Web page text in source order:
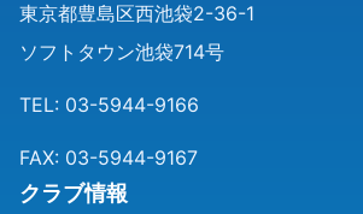
東京都豊島区西池袋2-36-1
ソフトタウン池袋714号
TEL: 03-5944-9166
FAX: 03-5944-9167
クラブ情報